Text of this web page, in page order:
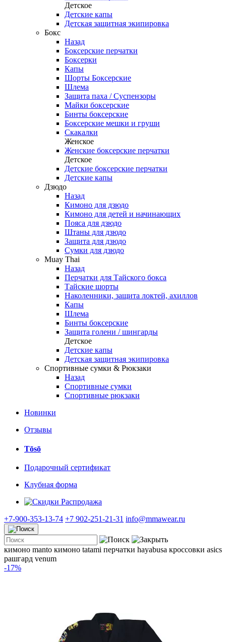
Детское
Детские капы
Детская защитная экипировка
Бокс
Назад
Боксерские перчатки
Боксерки
Капы
Шорты Боксерские
Шлема
Защита паха / Суспензоры
Майки боксерские
Бинты боксерские
Боксерские мешки и груши
Скакалки
Женское
Женские боксерские перчатки
Детское
Детские боксерские перчатки
Детские капы
Дзюдо
Назад
Кимоно для дзюдо
Кимоно для детей и начинающих
Пояса для дзюдо
Штаны для дзюдо
Защита для дзюдо
Сумки для дзюдо
Muay Thai
Назад
Перчатки для Тайского бокса
Тайские шорты
Наколенники, защита локтей, ахиллов
Капы
Шлема
Бинты боксерские
Защита голени / шингарды
Детское
Детские капы
Детская защитная экипировка
Спортивные сумки & Рюкзаки
Назад
Спортивные сумки
Спортивные рюкзаки
Новинки
Отзывы
Tōsō
Подарочный сертификат
Клубная форма
Распродажа
+7-900-353-13-74 +7 902-251-21-31 info@mmawear.ru
кимоно manto кимоно tatami перчатки hayabusa кроссовки asics
рашгард venum
-17%